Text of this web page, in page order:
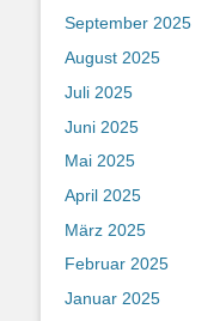
September 2025
August 2025
Juli 2025
Juni 2025
Mai 2025
April 2025
März 2025
Februar 2025
Januar 2025